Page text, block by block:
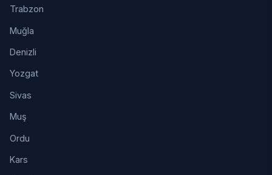
Trabzon
Muğla
Denizli
Yozgat
Sivas
Muş
Ordu
Kars